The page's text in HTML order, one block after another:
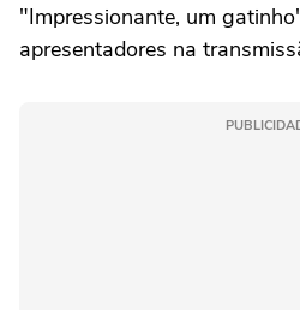
"Impressionante, um
apresentadores na